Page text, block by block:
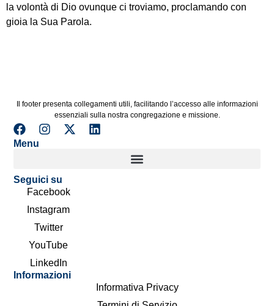
la volontà di Dio ovunque ci troviamo, proclamando con
gioia la Sua Parola.
Il footer presenta collegamenti utili, facilitando l’accesso alle informazioni
essenziali sulla nostra congregazione e missione.
Menu
Seguici su
Facebook
Instagram
Twitter
YouTube
LinkedIn
Informazioni
Informativa Privacy